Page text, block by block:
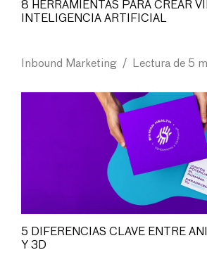
8 HERRAMIENTAS PARA CREAR
INTELIGENCIA ARTIFICIAL
Inbound Marketing / Lectura de 5
5 DIFERENCIAS CLAVE ENTRE
Y 3D